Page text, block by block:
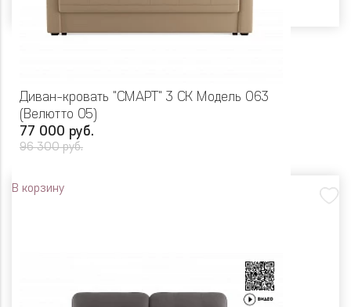
Диван-кровать "СМАРТ" 3 СК Модель 063
(Велютто 05)
77 000 руб.
96 300 руб.
В корзину